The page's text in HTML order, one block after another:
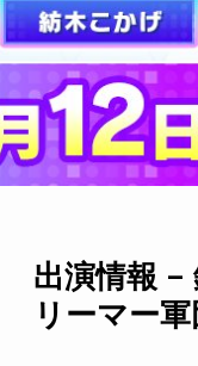
出演情報 –
リーマー